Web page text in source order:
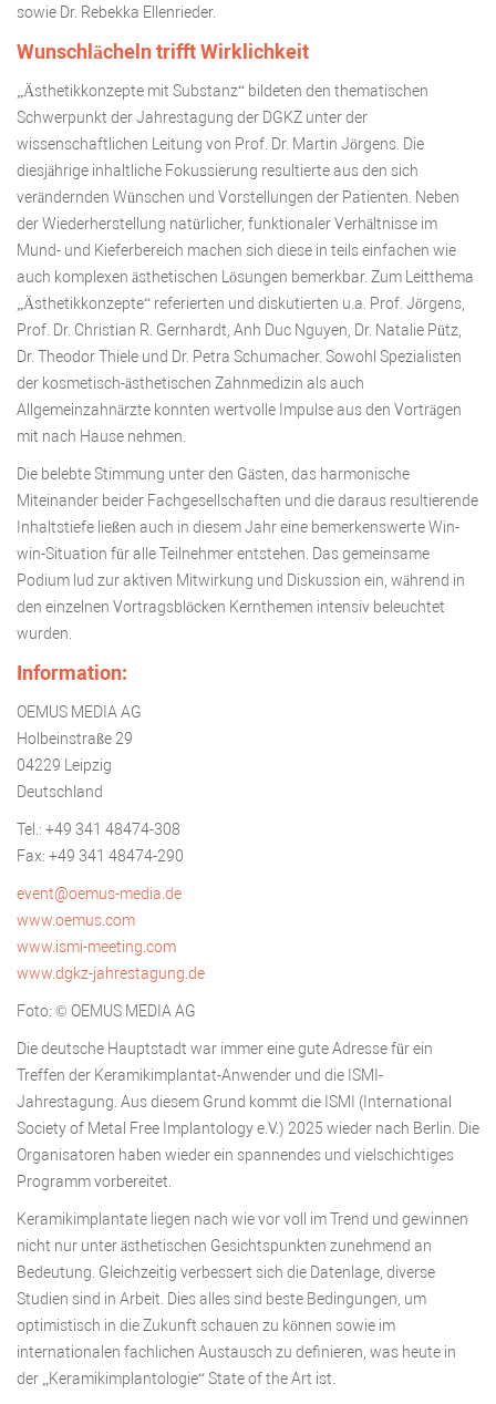
sowie Dr. Rebekka Ellenrieder.
Wunschlächeln trifft Wirklichkeit
„Ästhetikkonzepte mit Substanz“ bildeten den thematischen
Schwerpunkt der Jahrestagung der DGKZ unter der
wissenschaftlichen Leitung von Prof. Dr. Martin Jörgens. Die
diesjährige inhaltliche Fokussierung resultierte aus den sich
verändernden Wünschen und Vorstellungen der Patienten. Neben
der Wiederherstellung natürlicher, funktionaler Verhältnisse im
Mund- und Kieferbereich machen sich diese in teils einfachen wie
auch komplexen ästhetischen Lösungen bemerkbar. Zum Leitthema
„Ästhetikkonzepte“ referierten und diskutierten u.a. Prof. Jörgens,
Prof. Dr. Christian R. Gernhardt, Anh Duc Nguyen, Dr. Natalie Pütz,
Dr. Theodor Thiele und Dr. Petra Schumacher. Sowohl Spezialisten
der kosmetisch-ästhetischen Zahnmedizin als auch
Allgemeinzahnärzte konnten wertvolle Impulse aus den Vorträgen
mit nach Hause nehmen.
Die belebte Stimmung unter den Gästen, das harmonische
Miteinander beider Fachgesellschaften und die daraus resultierende
Inhaltstiefe ließen auch in diesem Jahr eine bemerkenswerte Win-
win-Situation für alle Teilnehmer entstehen. Das gemeinsame
Podium lud zur aktiven Mitwirkung und Diskussion ein, während in
den einzelnen Vortragsblöcken Kernthemen intensiv beleuchtet
wurden.
Information:
OEMUS MEDIA AG
Holbeinstraße 29
04229 Leipzig
Deutschland
Tel.: +49 341 48474-308
Fax: +49 341 48474-290
event@oemus-media.de
www.oemus.com
www.ismi-meeting.com
www.dgkz-jahrestagung.de
Foto: © OEMUS MEDIA AG
Die deutsche Hauptstadt war immer eine gute Adresse für ein
Treffen der Keramikimplantat-Anwender und die ISMI-
Jahrestagung. Aus diesem Grund kommt die ISMI (International
Society of Metal Free Implantology e.V.) 2025 wieder nach Berlin. Die
Organisatoren haben wieder ein spannendes und vielschichtiges
Programm vorbereitet.
Keramikimplantate liegen nach wie vor voll im Trend und gewinnen
nicht nur unter ästhetischen Gesichtspunkten zunehmend an
Bedeutung. Gleichzeitig verbessert sich die Datenlage, diverse
Studien sind in Arbeit. Dies alles sind beste Bedingungen, um
optimistisch in die Zukunft schauen zu können sowie im
internationalen fachlichen Austausch zu definieren, was heute in
der „Keramikimplantologie“ State of the Art ist.